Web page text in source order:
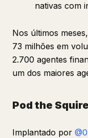
nativas com
Nos últimos
73 milhões em
2.700 agentes
um dos maiores
Pod the
Implantado por